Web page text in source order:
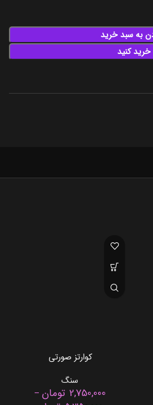
به سبد خرید
خرید کنید
کوارتز صورتی
سنگ
2,750,000 تومان –